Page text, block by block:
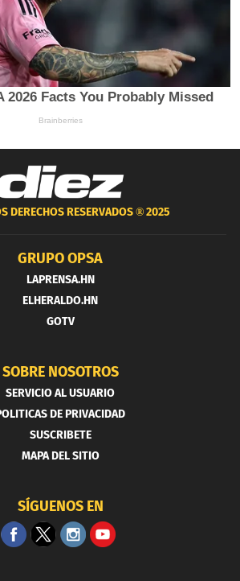
DERECHOS RESERVADOS ®2025
GRUPO OPSA
LAPRENSA.HN
ELHERALDO.HN
GOTV
SOBRE NOSOTROS
SERVICIO AL USUARIO
DE PRIVACIDAD
SUSCRIBETE
MAPA DEL SITIO
SÍGUENOS EN